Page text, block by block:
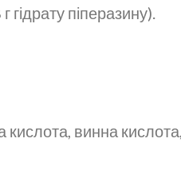
піперазину).
винна